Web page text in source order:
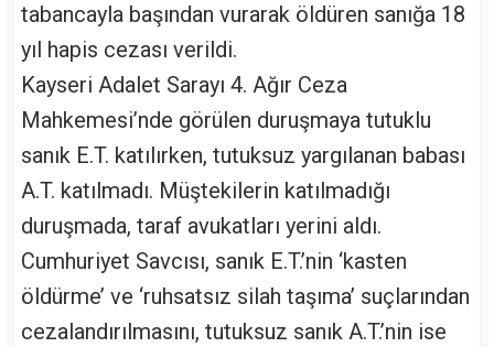
tabancayla başından vurarak öldüren sanığa 18
yıl hapis cezası verildi.
Kayseri Adalet Sarayı 4. Ağır Ceza
Mahkemesi’nde görülen duruşmaya tutuklu
sanık E.T. katılırken, tutuksuz yargılanan babası
A.T. katılmadı. Müştekilerin katılmadığı
duruşmada, taraf avukatları yerini aldı.
Cumhuriyet Savcısı, sanık E.T.’nin ‘kasten
öldürme’ ve ‘ruhsatsız silah taşıma’ suçlarından
cezalandırılmasını, tutuksuz sanık A.T.’nin ise